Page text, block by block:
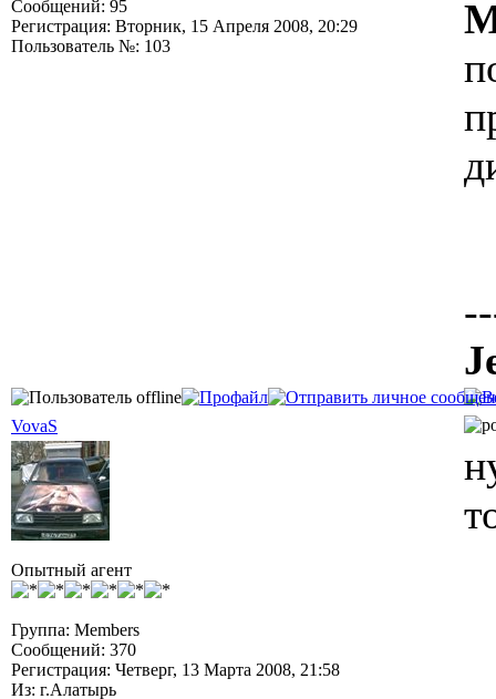
Сообщений: 95
Регистрация: Вторник, 15 Апреля 2008, 20:29
Пользователь №: 103
VovaS
Опытный агент
Группа: Members
Сообщений: 370
Регистрация: Четверг, 13 Марта 2008, 21:58
Из: г.Алатырь